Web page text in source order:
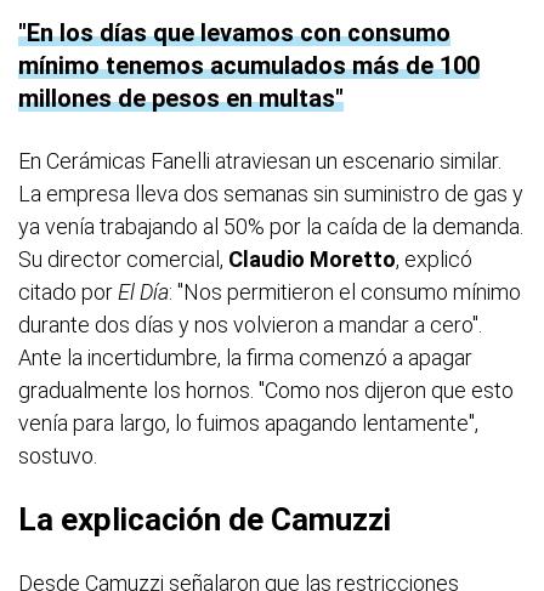
En los días que levamos con consumo
mínimo tenemos acumulados más de 100
millones de pesos en multas
En Cerámicas Fanelli atraviesan un escenario similar.
La empresa lleva dos semanas sin suministro de gas y
ya venía trabajando al 50% por la caída de la demanda.
Su director comercial, Claudio Moretto, explicó
citado por El Día: "Nos permitieron el consumo mínimo
durante dos días y nos volvieron a mandar a cero".
Ante la incertidumbre, la firma comenzó a apagar
gradualmente los hornos. "Como nos dijeron que esto
venía para largo, lo fuimos apagando lentamente",
sostuvo.
La explicación de Camuzzi
Desde Camuzzi señalaron que las restricciones